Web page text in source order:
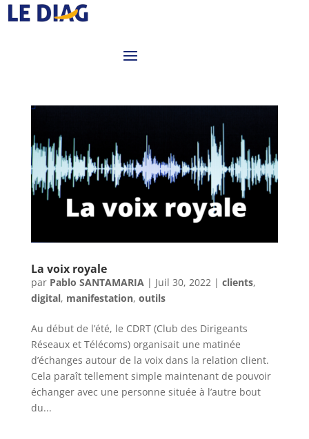
La voix royale
par Pablo SANTAMARIA| Juil 30, 2022| clients,
digital, manifestation, outils
Au début de l’été, le CDRT (Club des Dirigeants
Réseaux et Télécoms) organisait une matinée
d’échanges autour de la voix dans la relation client.
Cela paraît tellement simple maintenant de pouvoir
échanger avec une personne située à l’autre bout
du...